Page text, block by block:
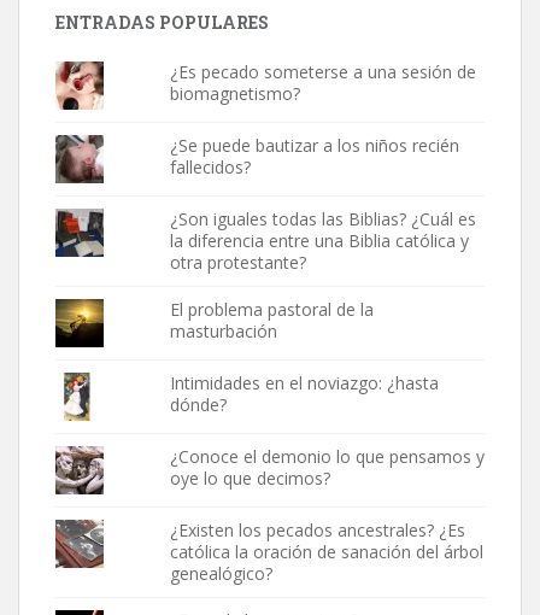
ENTRADAS POPULARES
¿Es pecado someterse a una sesión de
biomagnetismo?
¿Se puede bautizar a los niños recién
fallecidos?
¿Son iguales todas las Biblias? ¿Cuál es
la diferencia entre una Biblia católica y
otra protestante?
El problema pastoral de la
masturbación
Intimidades en el noviazgo: ¿hasta
dónde?
¿Conoce el demonio lo que pensamos y
oye lo que decimos?
¿Existen los pecados ancestrales? ¿Es
católica la oración de sanación del árbol
genealógico?